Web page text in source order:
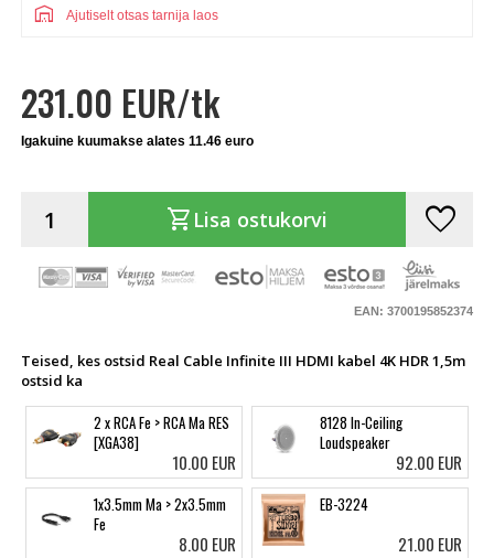
warehouse Ajutiselt otsas tarnija laos
231.00 EUR/tk
Igakuine kuumakse alates 11.46 euro
shopping_cart Lisa ostukorvi favorite
EAN: 3700195852374
Teised, kes ostsid Real Cable Infinite III HDMI kabel 4K HDR 1,5m
ostsid ka
2 x RCA Fe > RCA Ma RES
[XGA38]
10.00 EUR
8128 In-Ceiling
Loudspeaker
92.00 EUR
1x3.5mm Ma > 2x3.5mm
Fe
8.00 EUR
EB-3224
21.00 EUR